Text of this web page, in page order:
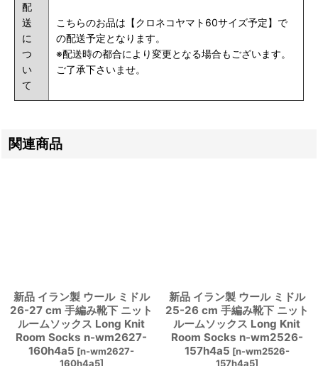
配
送
に
つ
い
て
こちらのお品は【クロネコヤマト60サイズ予定】で
の配送予定となります。
※配送時の都合により変更となる場合もございます。
ご了承下さいませ。
関連商品
新品 イラン製 ウール ミドル
26-27 cm 手編み靴下 ニット
ルームソックス Long Knit
Room Socks n-wm2627-
160h4a5 [n-wm2627-
160h4a5]
新品 イラン製 ウール ミドル
25-26 cm 手編み靴下 ニット
ルームソックス Long Knit
Room Socks n-wm2526-
157h4a5 [n-wm2526-
157h4a5]